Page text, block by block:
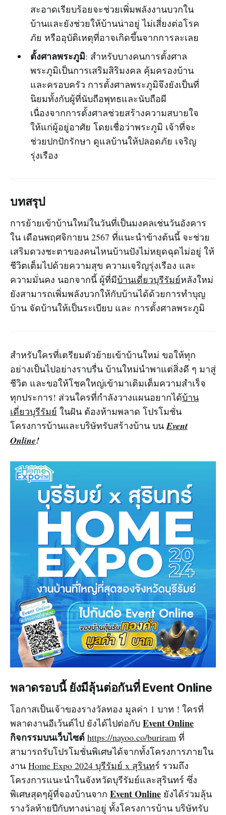
สะอาดเรียบร้อยจะช่วยเพิ่มพลังงานบวกใน
บ้านและยังช่วยให้บ้านน่าอยู่ ไม่เสี่ยงต่อโรค
ภัย หรืออุบัติเหตุที่อาจเกิดขึ้นจากการละเลย
ตั้งศาลพระภูมิ: สำหรับบางคนการตั้งศาล
พระภูมิเป็นการเสริมสิริมงคล คุ้มครองบ้าน
และครอบครัว การตั้งศาลพระภูมิจึงยังเป็นที่
นิยมทั้งกับผู้ที่นับถือพุทธและนับถือผี
เนื่องจากการตั้งศาลช่วยสร้างความสบายใจ
ให้แก่ผู้อยู่อาศัย โดยเชื่อว่าพระภูมิ เจ้าที่จะ
ช่วยปกปักรักษา ดูแลบ้านให้ปลอดภัย เจริญ
รุ่งเรือง
บทสรุป
การย้ายเข้าบ้านใหม่ในวันที่เป็นมงคลเช่นวันอังคาร
ใน เดือนพฤศจิกายน 2567 ที่แนะนำข้างต้นนี้ จะช่วย
เสริมดวงชะตาของคนไหนบ้านปังไม่หยุดฉุดไม่อยู่ ให้
ชีวิตเต็มไปด้วยความสุข ความเจริญรุ่งเรือง และ
ความมั่นคง นอกจากนี้ ผู้ที่มีบ้านเดี่ยวบุรีรัมย์หลังใหม่
ยังสามารถเพิ่มพลังบวกให้กับบ้านได้ด้วยการทำบุญ
บ้าน จัดบ้านให้เป็นระเบียบ และ การตั้งศาลพระภูมิ
สำหรับใครที่เตรียมตัวย้ายเข้าบ้านใหม่ ขอให้ทุก
อย่างเป็นไปอย่างราบรื่น บ้านใหม่นำพาแต่สิ่งดี ๆ มาสู่
ชีวิต และขอให้โชคใหญ่เข้ามาเติมเต็มความสำเร็จ
ทุกประการ! ส่วนใครที่กำลังวางแผนอยากได้บ้าน
เดี่ยวบุรีรัมย์ ในฝัน ต้องห้ามพลาด โปรโมชั่น
โครงการบ้านและบริษัทรับสร้างบ้าน บนEvent
Online!
พลาดรอบนี้ ยังมีลุ้นต่อกันที่ Event Online
โอกาสเป็นเจ้าของรางวัลทอง มูลค่า 1 บาท ! ใครที่
พลาดงานอีเว้นต์ไป ยังได้ไปต่อกับ Event Online
กิจกรรมบนเว็บไซต์ https://nayoo.co/buriram ที่
สามารถรับโปรโมชั่นพิเศษได้จากทั้งโครงการภายใน
งาน Home Expo 2024 บุรีรัมย์ x สุรินทร์ รวมถึง
โครงการแนะนำในจังหวัดบุรีรัมย์และสุรินทร์ ซึ่ง
พิเศษสุดๆผู้ที่จองบ้านจาก Event Online ยังได้ร่วมลุ้น
รางวัลท้ายปีกับทางน่าอยู่ ทั้งโครงการบ้าน บริษัทรับ